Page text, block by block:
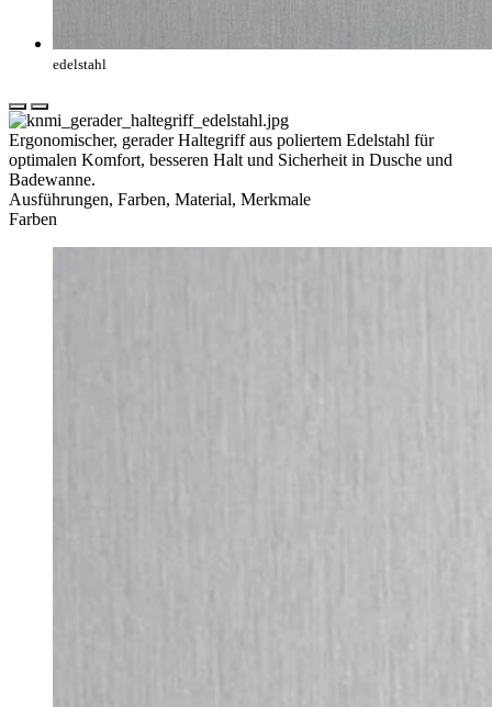
edelstahl
Ergonomischer, gerader Haltegriff aus poliertem Edelstahl für
optimalen Komfort, besseren Halt und Sicherheit in Dusche und
Badewanne.
Ausführungen, Farben, Material, Merkmale
Farben